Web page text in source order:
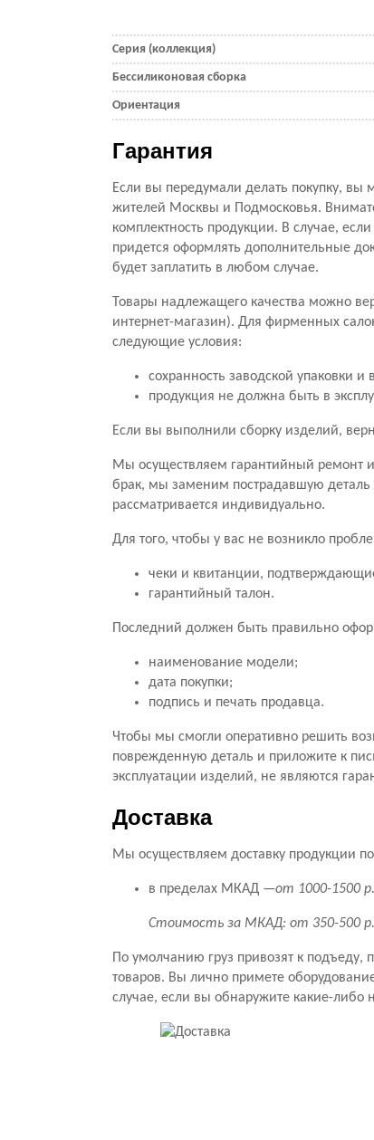
Серия (коллекция)
Бессиликоновая сборка
Ориентация
Гарантия
Если вы передумали делать покупку, вы
жителей Москвы и Подмосковья.
комплектность продукции. В случае,
придется оформлять дополнительные
будет заплатить в любом случае.
Товары надлежащего качества можно
интернет-магазин). Для фирменных
следующие условия:
сохранность заводской упаковки и
продукция не должна быть в
Если вы выполнили сборку изделий,
Мы осуществляем гарантийный ремонт
брак, мы заменим пострадавшую
рассматривается индивидуально.
Для того, чтобы у вас не возникло
чеки и квитанции,
гарантийный талон.
Последний должен быть правильно
наименование модели;
дата покупки;
подпись и печать продавца.
Чтобы мы смогли оперативно решить
поврежденную деталь и приложите к
эксплуатации изделий, не являются
Доставка
Мы осуществляем доставку продукции
в пределах МКАД —от 1000-1500 р.
Стоимость за МКАД: от 350-500
По умолчанию груз привозят к
товаров. Вы лично примете
случае, если вы обнаружите какие-либо